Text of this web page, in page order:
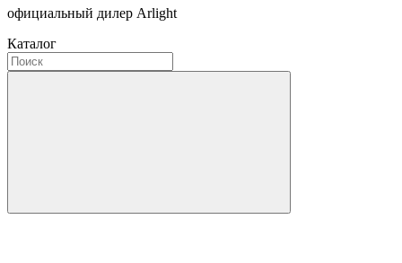
официальный дилер Arlight
Каталог